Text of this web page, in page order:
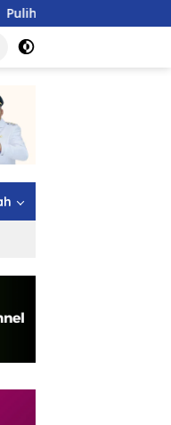
Banjir, Pertamina